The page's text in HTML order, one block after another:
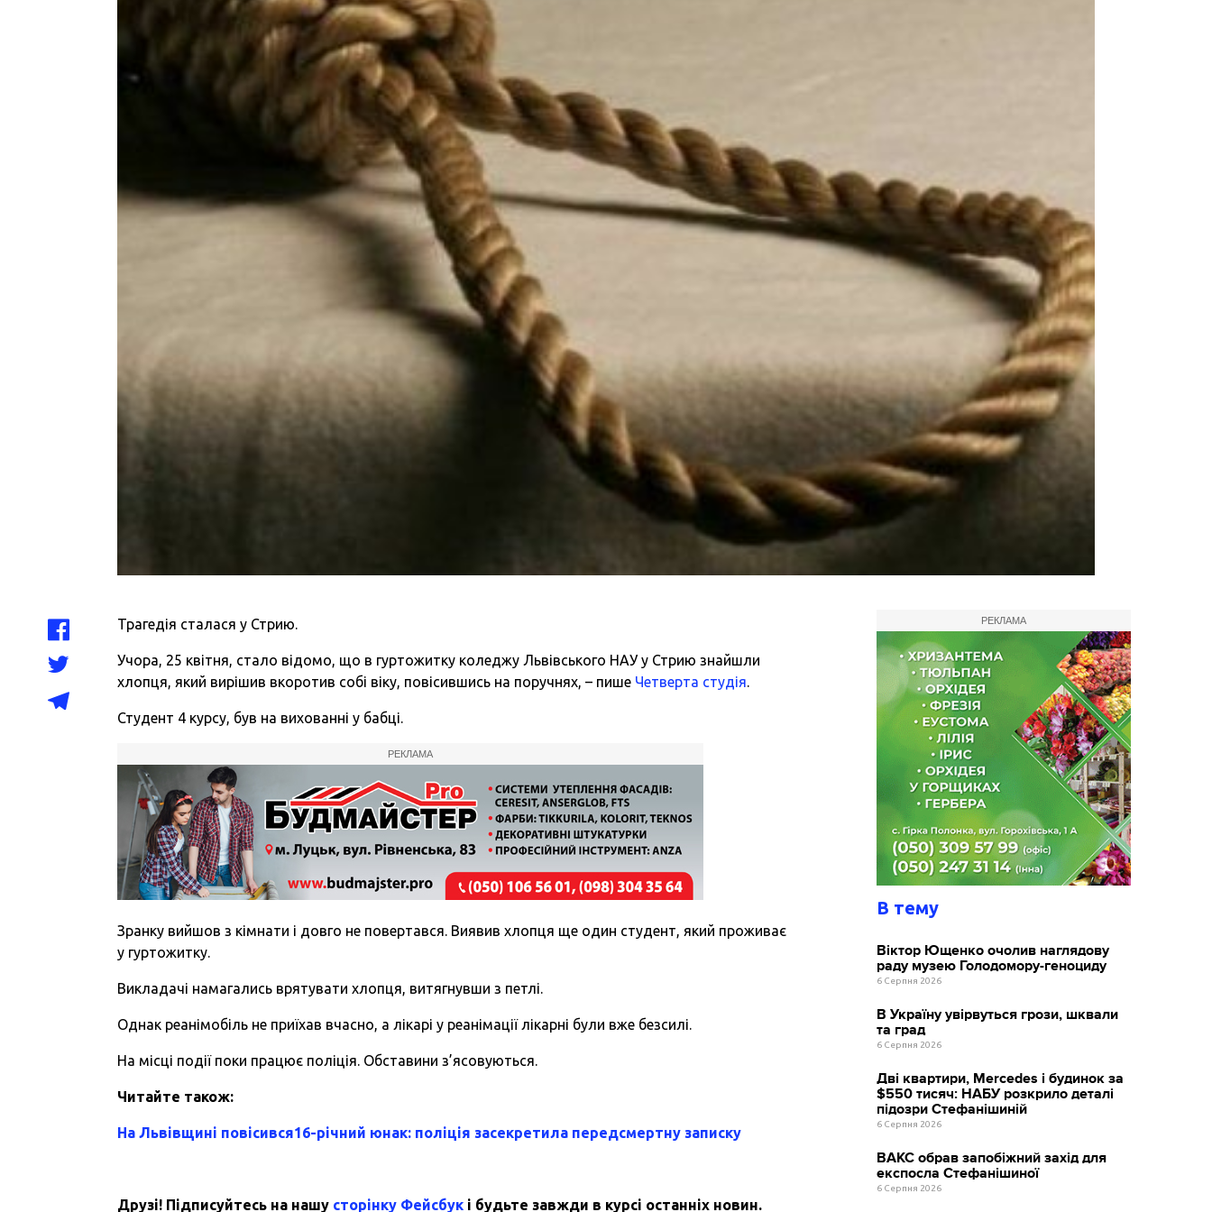
Трагедія сталася у Стрию.
Учора, 25 квітня, стало відомо, що в гуртожитку коледжу Львівського НАУ у Стрию знайшли
хлопця, який вирішив вкоротив собі віку, повісившись на поручнях, – пише Четверта студія.
Студент 4 курсу, був на вихованні у бабці.
РЕКЛАМА
Зранку вийшов з кімнати і довго не повертався. Виявив хлопця ще один студент, який проживає
у гуртожитку.
Викладачі намагались врятувати хлопця, витягнувши з петлі.
Однак реанімобіль не приїхав вчасно, а лікарі у реанімації лікарні були вже безсилі.
На місці події поки працює поліція. Обставини з’ясовуються.
Читайте також:
На Львівщині повісився16-річний юнак: поліція засекретила передсмертну записку
Друзі! Підписуйтесь на нашу сторінку Фейсбук і будьте завжди в курсі останніх новин.
РЕКЛАМА
В тему
Віктор Ющенко очолив наглядову
раду музею Голодомору-геноциду
6 Серпня 2026
В Україну увірвуться грози, шквали
та град
6 Серпня 2026
Дві квартири, Mercedes і будинок за
$550 тисяч: НАБУ розкрило деталі
підозри Стефанішиній
6 Серпня 2026
ВАКС обрав запобіжний захід для
експосла Стефанішиної
6 Серпня 2026